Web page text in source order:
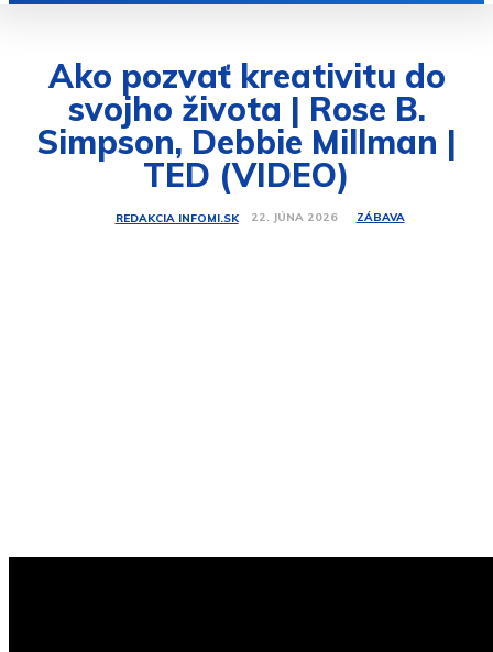
Ako pozvať kreativitu do
svojho života | Rose B.
Simpson, Debbie Millman |
TED (VIDEO)
REDAKCIA INFOMI.SK 22. JÚNA 2026 ZÁBAVA